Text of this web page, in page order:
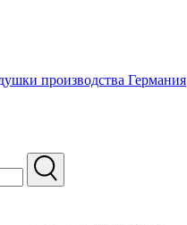
производства Германия